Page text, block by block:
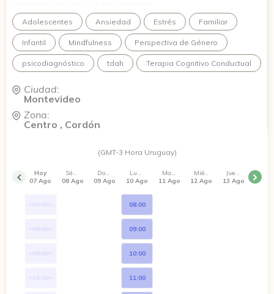
Adolescentes Ansiedad Estrés Familiar
Infantil Mindfulness Perspectiva de Género
psicodiagnóstico tdah Terapia Cognitivo Conductual
Ciudad:
Montevideo
Zona:
Centro , Cordón
(GMT-3 Hora Uruguay)
Hoy
07 Ago
Sábado
08 Ago
Domingo
09 Ago
Lunes
10 Ago
08:00
09:00
10:00
11:00
Martes
11 Ago
Miércoles
12 Ago
Jueves
13 Ago